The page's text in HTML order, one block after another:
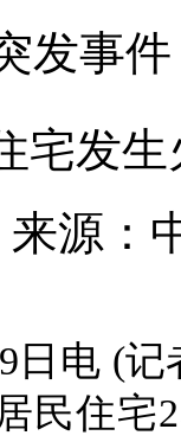
发事件
宅发
来源：
日电 (
民住宅